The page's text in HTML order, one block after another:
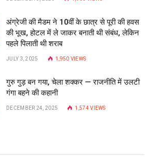
अंग्रेजी की मैडम ने 10वीं के छात्र से पूरी की हवस
की भूख, होटल में ले जाकर बनाती थी संबंध, लेकिन
पहले पिलाती थी शराब
JULY 3, 2025 1,950 VIEWS
गुरु गुड़ बन गया, चेला शक्कर — राजनीति में उलटी
गंगा बहने की कहानी
DECEMBER 24, 2025 1,574VIEWS